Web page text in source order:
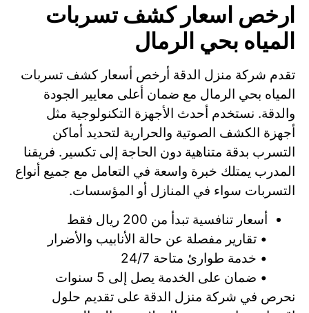
ارخص اسعار كشف تسربات
المياه بحي الرمال
تقدم شركة منزل الدقة أرخص أسعار كشف تسربات
المياه بحي الرمال مع ضمان أعلى معايير الجودة
والدقة. نستخدم أحدث الأجهزة التكنولوجية مثل
أجهزة الكشف الصوتية والحرارية لتحديد أماكن
التسرب بدقة متناهية دون الحاجة إلى تكسير. فريقنا
المدرب يمتلك خبرة واسعة في التعامل مع جميع أنواع
التسربات سواء في المنازل أو المؤسسات.
أسعار تنافسية تبدأ من 200 ريال فقط
• تقارير مفصلة عن حالة الأنابيب والأضرار
• خدمة طوارئ متاحة 24/7
• ضمان على الخدمة يصل إلى 5 سنوات
نحرص في شركة منزل الدقة على تقديم حلول